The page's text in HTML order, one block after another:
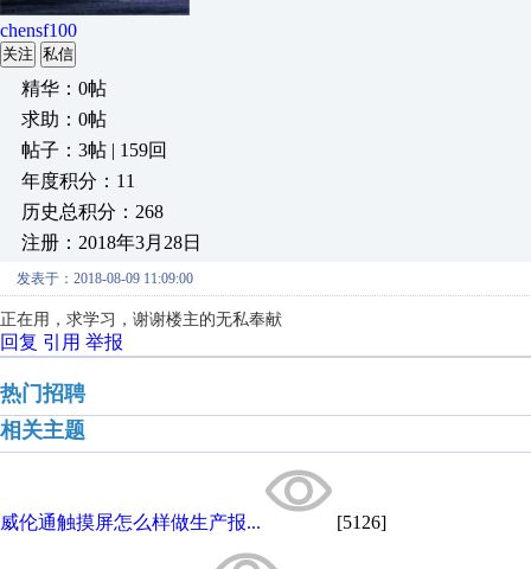
chensf100
关注 私信
精华：0帖
求助：0帖
帖子：3帖 | 159回
年度积分：11
历史总积分：268
注册：2018年3月28日
发表于：2018-08-09 11:09:00
正在用，求学习，谢谢楼主的无私奉献
回复 引用 举报
热门招聘
相关主题
威伦通触摸屏怎么样做生产报... [5126]